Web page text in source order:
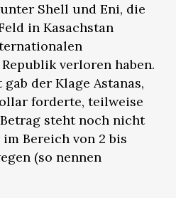
Shell und Eni, die
in Kasachstan
verloren haben.
der Klage Astanas,
forderte, teilweise
steht noch nicht
Bereich von 2 bis
(so nennen